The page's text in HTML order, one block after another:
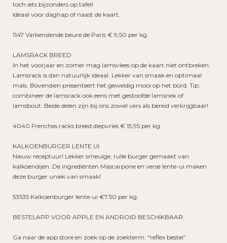
toch iets bijzonders op tafel!
Ideaal voor daghap of naast de kaart.
1147 Varkenslende beure de Paris € 9,50 per kg.
LAMSRACK BREED
In het voorjaar en zomer mag lamsvlees op de kaart niet ontbreken.
Lamsrack is dan natuurlijk ideaal. Lekker van smaak en optimaal
mals. Bovendien presenteert het geweldig mooi op het bord. Tip:
combineer de lamsrack ook eens met gestoofde lamsnek of
lamsbout. Beide delen zijn bij ons zowel vers als bereid verkrijgbaar!
4040 Frenches racks breed diepvries € 15,95 per kg.
KALKOENBURGER LENTE UI.
Nieuw receptuur! Lekker smeuïge, rulle burger gemaakt van
kalkoendijen. De ingrediënten Mascarpone en verse lente-ui maken
deze burger uniek van smaak!
53535 Kalkoenburger lente-ui €7.50 per kg.
BESTELAPP VOOR APPLE EN ANDROID BESCHIKBAAR:
Ga naar de app store en zoek op de zoekterm: “reflex bestel”